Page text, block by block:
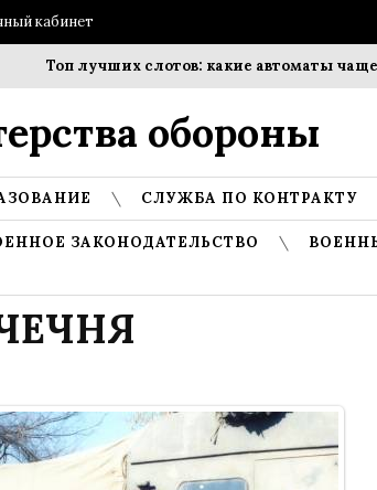
кабинет
Топ лучших слотов: какие автоматы чаще
обороны
СЛУЖБА ПО КОНТРАКТУ
ЗАКОНОДАТЕЛЬСТВО